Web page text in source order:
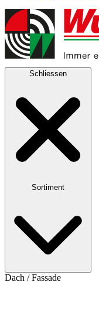
Schliessen
Sortiment
Dach / Fassade